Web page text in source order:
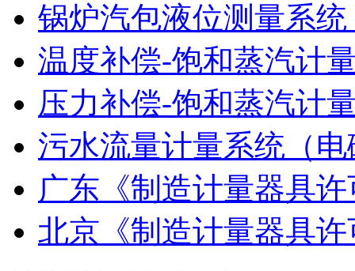
锅炉汽包液位测量系
温度补偿-饱和蒸汽计
压力补偿-饱和蒸汽计
污水流量计量系统（
广东《制造计量器具
北京《制造计量器具